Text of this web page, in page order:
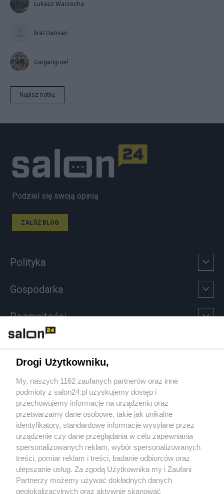
Łukasz Warzecha
brat Damian
Gargangruel
Napisz notkę
Podziel się swoją opinią
ZAŁÓŻ BLOG
Polityka
Gospodarka
Rozmaitości
Sport
Społeczeństwo
Kultura
X Facebook Instagram Youtube
Drogi Użytkowniku,
My, naszych 1162 zaufanych partnerów oraz inne
podmioty z salon24.pl uzyskujemy dostęp i
przechowujemy informacje na urządzeniu oraz
przetwarzamy dane osobowe, takie jak unikalne
identyfikatory, standardowe informacje wysyłane przez
urządzenie czy dane przeglądania w celu zapewniania
spersonalizowanych reklam, wybór spersonalizowanych
treści, pomiar reklam i treści, badanie odbiorców oraz
ulepszanie usług. Za zgodą Użytkownika my i Zaufani
Partnerzy możemy używać dokładnych danych
geolokalizacyjnych oraz aktywnie skanować